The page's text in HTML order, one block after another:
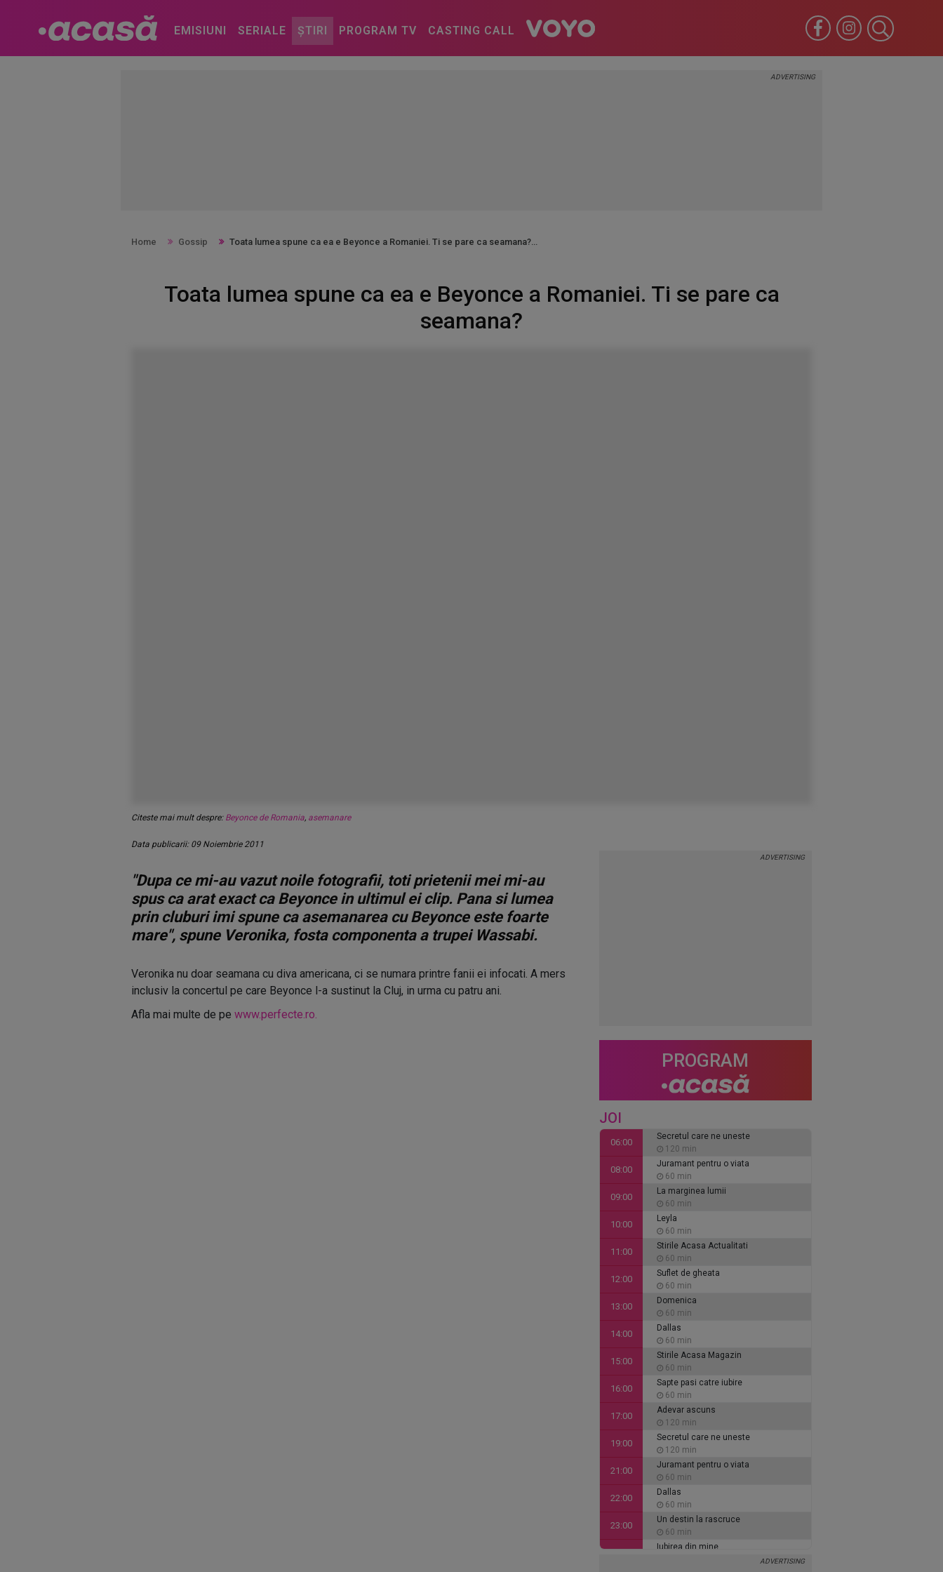
EMISIUNI SERIALE ȘTIRI PROGRAM TV CASTING CALL
Home Gossip Toata lumea spune ca ea e Beyonce a Romaniei. Ti se pare ca seamana?
Toata lumea spune ca ea e Beyonce a Romaniei. Ti se pare ca
seamana?
Citeste mai mult despre: Beyonce de Romania, asemanare
Data publicarii: 09 Noiembrie 2011
"Dupa ce mi-au vazut noile fotografii, toti prietenii mei mi-au
spus ca arat exact ca Beyonce in ultimul ei clip. Pana si lumea
prin cluburi imi spune ca asemanarea cu Beyonce este foarte
mare", spune Veronika, fosta componenta a trupei Wassabi.
Veronika nu doar seamana cu diva americana, ci se numara printre fanii ei infocati. A mers
inclusiv la concertul pe care Beyonce l-a sustinut la Cluj, in urma cu patru ani.
Afla mai multe de pe www.perfecte.ro.
PROGRAM
JOI
06:00
Secretul care ne uneste
120 min
08:00
Juramant pentru o viata
60 min
09:00
La marginea lumii
60 min
10:00
Leyla
60 min
11:00
Stirile Acasa Actualitati
60 min
12:00
Suflet de gheata
60 min
13:00
Domenica
60 min
14:00
Dallas
60 min
15:00
Stirile Acasa Magazin
60 min
16:00
Sapte pasi catre iubire
60 min
17:00
Adevar ascuns
120 min
19:00
Secretul care ne uneste
120 min
21:00
Juramant pentru o viata
60 min
22:00
Dallas
60 min
23:00
Un destin la rascruce
60 min
Iubirea din mine